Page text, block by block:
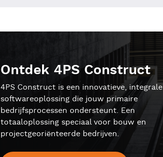
Ontdek 4PS Construct
4PS Construct is een innovatieve, integrale
softwareoplossing die jouw primaire
bedrijfsprocessen ondersteunt. Een
totaaloplossing speciaal voor bouw en
projectgeoriënteerde bedrijven.